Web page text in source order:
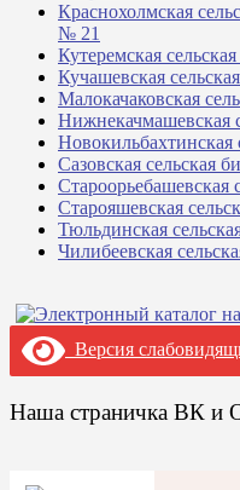
Краснохолмская
№ 21
Кутеремская
Кучашевская
Малокачаковская
Нижнекачмашевская
Сазовская сельская
Староорьебашевская
Старояшевская
Тюльдинская
Чилибеевская
Версия
Наша страничка ВК и